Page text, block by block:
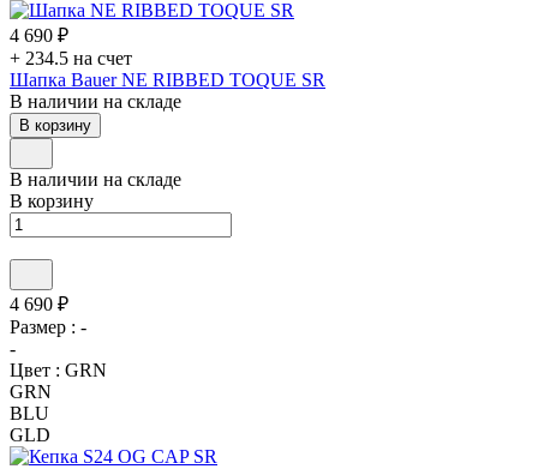
4 690 ₽
+ 234.5 на счет
Шапка Bauer NE RIBBED TOQUE SR
В наличии на складе
В корзину
В наличии на складе
В корзину
4 690 ₽
Размер : -
-
Цвет : GRN
GRN
BLU
GLD